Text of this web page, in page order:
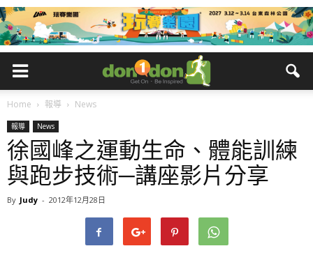
Home 報導 News
報導 News
徐國峰之運動生命、體能訓練
與跑步技術─講座影片分享
By Judy - 2012年12月28日